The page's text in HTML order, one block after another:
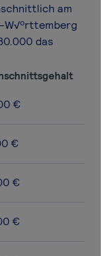
am
W√ºrttemberg
das
€
€
€
€